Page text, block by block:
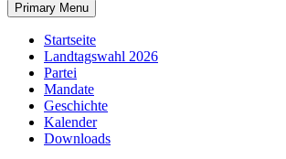
Primary Menu
Startseite
Landtagswahl 2026
Partei
Mandate
Geschichte
Kalender
Downloads